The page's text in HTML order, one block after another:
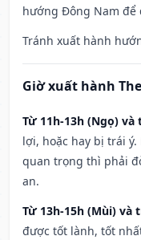
hướng Đông Nam để
Tránh xuất hành
Giờ xuất hành
Từ 11h-13h (Ngọ) và
lợi, hoặc hay bị trái
quan trọng thì phải
an.
Từ 13h-15h (Mùi) và
được tốt lành, tốt